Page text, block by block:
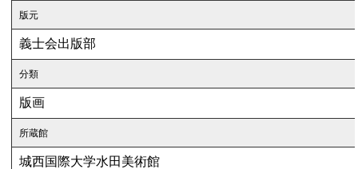
版元
義士会出版部
分類
版画
所蔵館
城西国際大学水田美術館